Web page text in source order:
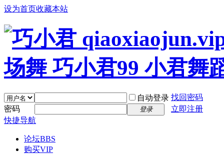
设为首页收藏本站
自动登录 找回密码
密码
登录
立即注册
快捷导航
论坛BBS
购买VIP